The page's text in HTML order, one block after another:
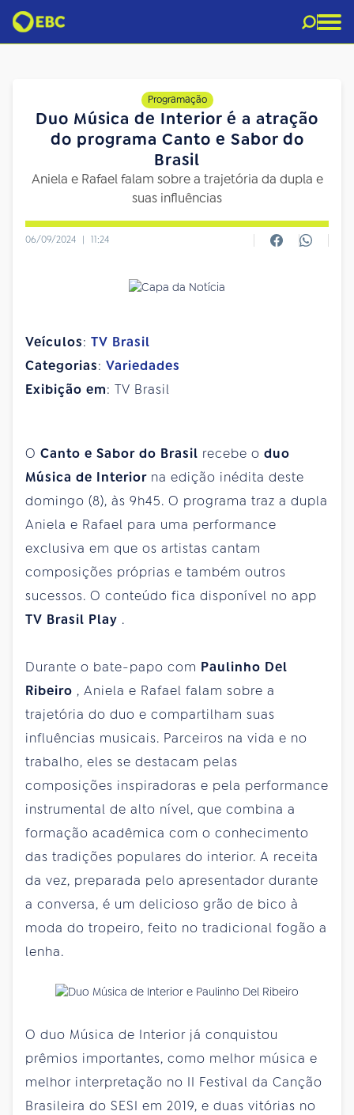
Programação
Duo Música de Interior é a atração
do programa Canto e Sabor do
Brasil
Aniela e Rafael falam sobre a trajetória da dupla e
suas influências
06/09/2024 | 11:24
Veículos: TV Brasil
Categorias: Variedades
Exibição em: TV Brasil
O Canto e Sabor do Brasil recebe o duo
Música de Interior na edição inédita deste
domingo (8), às 9h45. O programa traz a dupla
Aniela e Rafael para uma performance
exclusiva em que os artistas cantam
composições próprias e também outros
sucessos. O conteúdo fica disponível no app
TV Brasil Play .
Durante o bate-papo com Paulinho Del
Ribeiro , Aniela e Rafael falam sobre a
trajetória do duo e compartilham suas
influências musicais. Parceiros na vida e no
trabalho, eles se destacam pelas
composições inspiradoras e pela performance
instrumental de alto nível, que combina a
formação acadêmica com o conhecimento
das tradições populares do interior. A receita
da vez, preparada pelo apresentador durante
a conversa, é um delicioso grão de bico à
moda do tropeiro, feito no tradicional fogão a
lenha.
O duo Música de Interior já conquistou
prêmios importantes, como melhor música e
melhor interpretação no II Festival da Canção
Brasileira do SESI em 2019, e duas vitórias no